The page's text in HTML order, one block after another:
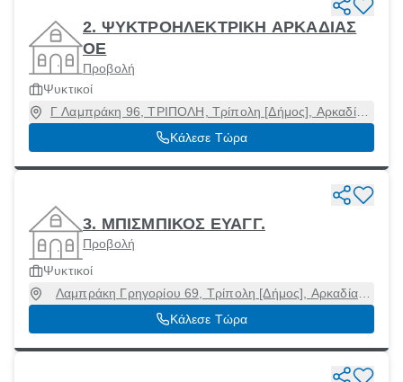
2. ΨΥΚΤΡΟΗΛΕΚΤΡΙΚΗ ΑΡΚΑΔΙΑΣ
ΟΕ
Προβολή
Ψυκτικοί
Γ Λαμπράκη 96, ΤΡΙΠΟΛΗ, Τρίπολη [Δήμος], Αρκαδία,
22100
Κάλεσε Τώρα
3. ΜΠΙΣΜΠΙΚΟΣ ΕΥΑΓΓ.
Προβολή
Ψυκτικοί
Λαμπράκη Γρηγορίου 69, Τρίπολη [Δήμος], Αρκαδία,
22100
Κάλεσε Τώρα